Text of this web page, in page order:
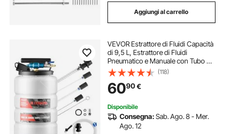
Aggiungi al carrello
VEVOR Estrattore di Fluidi Capacità
di 9,5 L, Estrattore di Fluidi
Pneumatico e Manuale con Tubo di
Prolunga Lungo 150 cm e Tre Tubi di
Prolunga da 120 cm, Estrattori di
Liquidi per Veicoli
(118)
6090€
Disponibile
Consegna:Sab. Ago. 8 - Mer.
Ago. 12